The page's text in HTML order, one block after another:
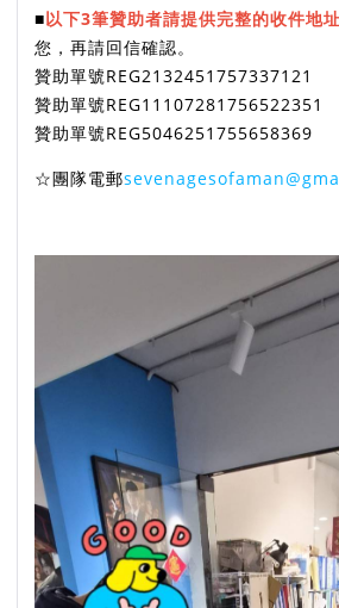
■以下3筆贊助者請提供完整的收件地址
您，再請回信確認。
贊助單號REG2132451757337121
贊助單號REG11107281756522351
贊助單號REG5046251755658369
☆團隊電郵